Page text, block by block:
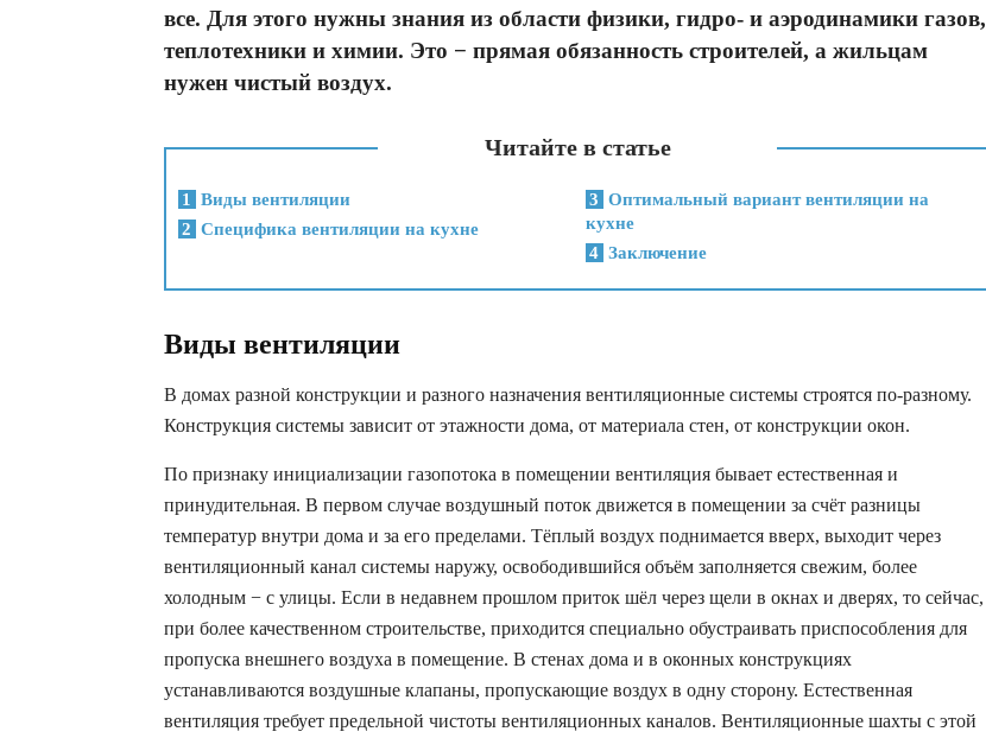
все. Для этого нужны знания из области физики, гидро- и аэродинамики газов,
теплотехники и химии. Это − прямая обязанность строителей, а жильцам
нужен чистый воздух.
Читайте в статье
1
Виды вентиляции
2 Специфика вентиляции на кухне
3 Оптимальный вариант вентиляции на
кухне
4 Заключение
Виды вентиляции
В домах разной конструкции и разного назначения вентиляционные системы строятся по-разному.
Конструкция системы зависит от этажности дома, от материала стен, от конструкции окон.
По признаку инициализации газопотока в помещении вентиляция бывает естественная и
принудительная. В первом случае воздушный поток движется в помещении за счёт разницы
температур внутри дома и за его пределами. Тёплый воздух поднимается вверх, выходит через
вентиляционный канал системы наружу, освободившийся объём заполняется свежим, более
холодным − с улицы. Если в недавнем прошлом приток шёл через щели в окнах и дверях, то сейчас,
при более качественном строительстве, приходится специально обустраивать приспособления для
пропуска внешнего воздуха в помещение. В стенах дома и в оконных конструкциях
устанавливаются воздушные клапаны, пропускающие воздух в одну сторону. Естественная
вентиляция требует предельной чистоты вентиляционных каналов. Вентиляционные шахты с этой